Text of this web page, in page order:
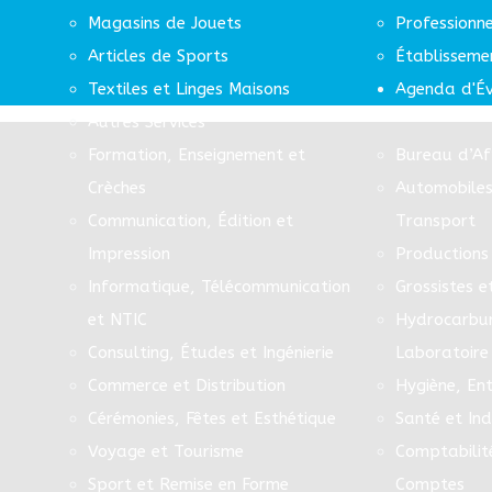
Magasins de Jouets
Articles de Sports
Textiles et Linges Maisons
Autres Services
Formation, Enseignement et
Crèches
Communication, Édition et
Impression
Informatique, Télécommunication
et NTIC
Consulting, Études et Ingénierie
Commerce et Distribution
Cérémonies, Fêtes et Esthétique
Voyage et Tourisme
Sport et Remise en Forme
Bureau
Transport
Grossistes
Laboratoire
Hygiène,
Santé et
Comptes
Agenda